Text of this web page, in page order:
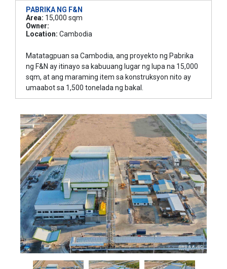
PABRIKA NG F&N
Area: 15,000 sqm
Owner:
Location: Cambodia
Matatagpuan sa Cambodia, ang proyekto ng Pabrika
ng F&N ay itinayo sa kabuuang lugar ng lupa na 15,000
sqm, at ang maraming item sa konstruksyon nito ay
umaabot sa 1,500 tonelada ng bakal.